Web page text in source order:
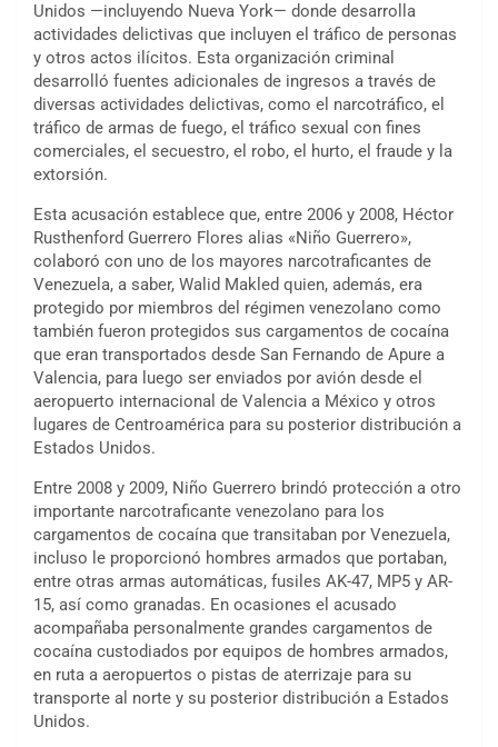
Unidos —incluyendo Nueva York— donde desarrolla
actividades delictivas que incluyen el tráfico de personas
y otros actos ilícitos. Esta organización criminal
desarrolló fuentes adicionales de ingresos a través de
diversas actividades delictivas, como el narcotráfico, el
tráfico de armas de fuego, el tráfico sexual con fines
comerciales, el secuestro, el robo, el hurto, el fraude y la
extorsión.
Esta acusación establece que, entre 2006 y 2008, Héctor
Rusthenford Guerrero Flores alias «Niño Guerrero»,
colaboró ​​con uno de los mayores narcotraficantes de
Venezuela, a saber, Walid Makled quien, además, era
protegido por miembros del régimen venezolano como
también fueron protegidos sus cargamentos de cocaína
que eran transportados desde San Fernando de Apure a
Valencia, para luego ser enviados por avión desde el
aeropuerto internacional de Valencia a México y otros
lugares de Centroamérica para su posterior distribución a
Estados Unidos.
Entre 2008 y 2009, Niño Guerrero brindó protección a otro
importante narcotraficante venezolano para los
cargamentos de cocaína que transitaban por Venezuela,
incluso le proporcionó hombres armados que portaban,
entre otras armas automáticas, fusiles AK-47, MP5 y AR-
15, así como granadas. En ocasiones el acusado
acompañaba personalmente grandes cargamentos de
cocaína custodiados por equipos de hombres armados,
en ruta a aeropuertos o pistas de aterrizaje para su
transporte al norte y su posterior distribución a Estados
Unidos.